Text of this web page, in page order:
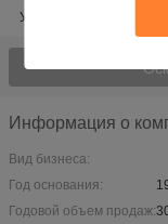
Упаковочные
Информация о
Вид бизнеса:
Год основания:
Годовой объем продаж: